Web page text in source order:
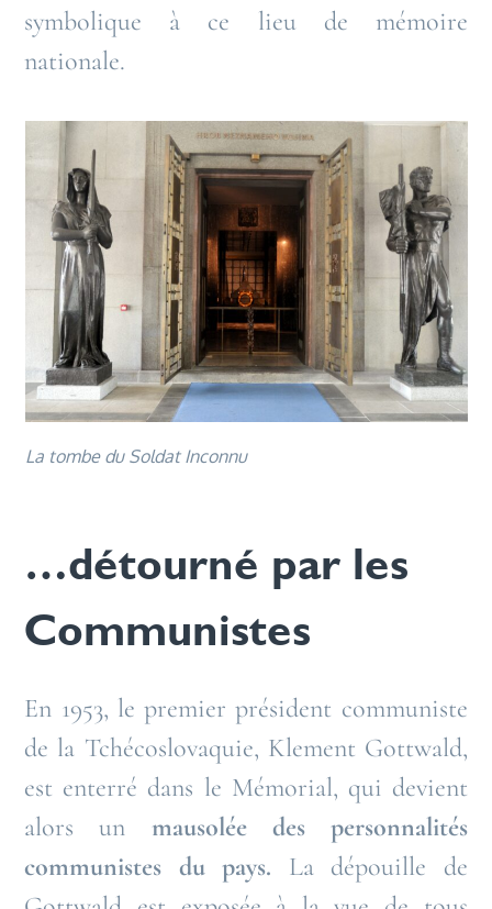
symbolique à ce lieu de mémoire
nationale.
La tombe du Soldat Inconnu
…détourné par les
Communistes
En 1953, le premier président communiste
de la Tchécoslovaquie, Klement Gottwald,
est enterré dans le Mémorial, qui devient
alors un mausolée des personnalités
communistes du pays. La dépouille de